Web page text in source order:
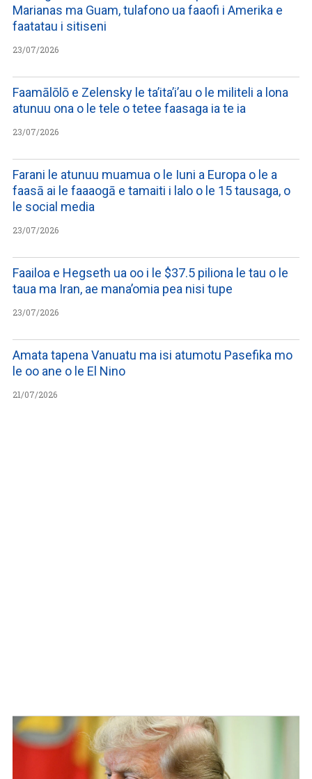
Marianas ma Guam, tulafono ua faaofi i Amerika e
faatatau i sitiseni
23/07/2026
Faamālōlō e Zelensky le ta’ita’i’au o le militeli a lona
atunuu ona o le tele o tetee faasaga ia te ia
23/07/2026
Farani le atunuu muamua o le Iuni a Europa o le a
faasā ai le faaaogā e tamaiti i lalo o le 15 tausaga, o
le social media
23/07/2026
Faailoa e Hegseth ua oo i le $37.5 piliona le tau o le
taua ma Iran, ae mana’omia pea nisi tupe
23/07/2026
Amata tapena Vanuatu ma isi atumotu Pasefika mo
le oo ane o le El Nino
21/07/2026